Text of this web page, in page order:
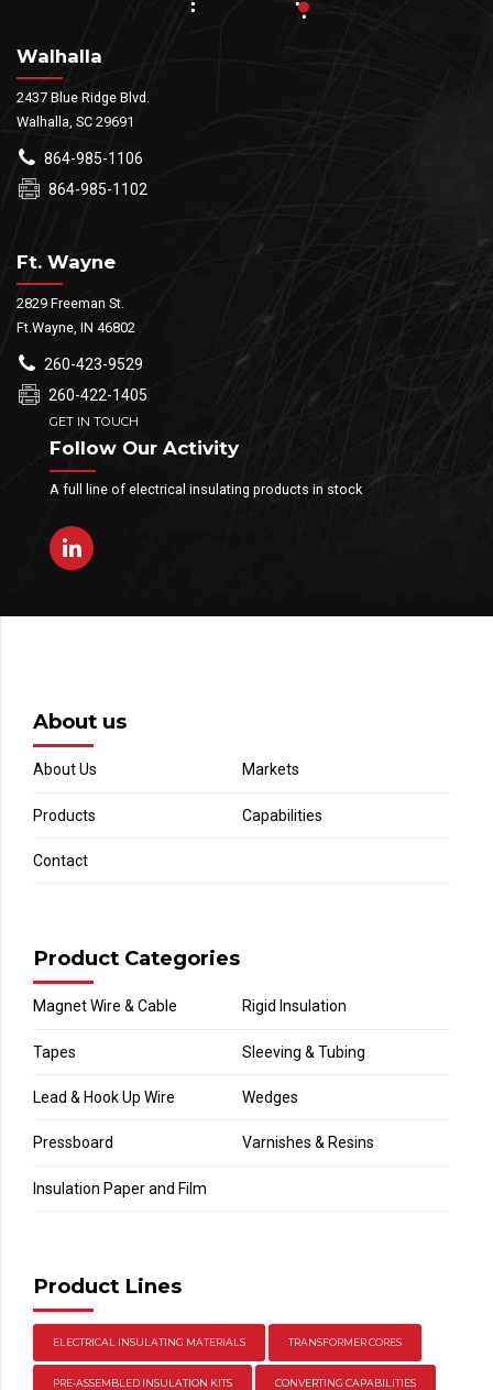
Walhalla
2437 Blue Ridge Blvd.
Walhalla, SC 29691
864-985-1106
864-985-1102
Ft. Wayne
2829 Freeman St.
Ft.Wayne, IN 46802
260-423-9529
260-422-1405
GET IN TOUCH
Follow Our Activity
A full line of electrical insulating products in stock
About us
About Us Markets
Products Capabilities
Contact
Product Categories
Magnet Wire & Cable Rigid Insulation
Tapes Sleeving & Tubing
Lead & Hook Up Wire Wedges
Pressboard Varnishes & Resins
Insulation Paper and Film
Product Lines
ELECTRICAL INSULATING MATERIALS TRANSFORMER CORES
PRE-ASSEMBLED INSULATION KITS CONVERTING CAPABILITIES